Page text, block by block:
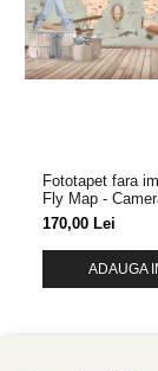
Fototapet fara
Fly Map -
170,00 Lei
ADAUGA